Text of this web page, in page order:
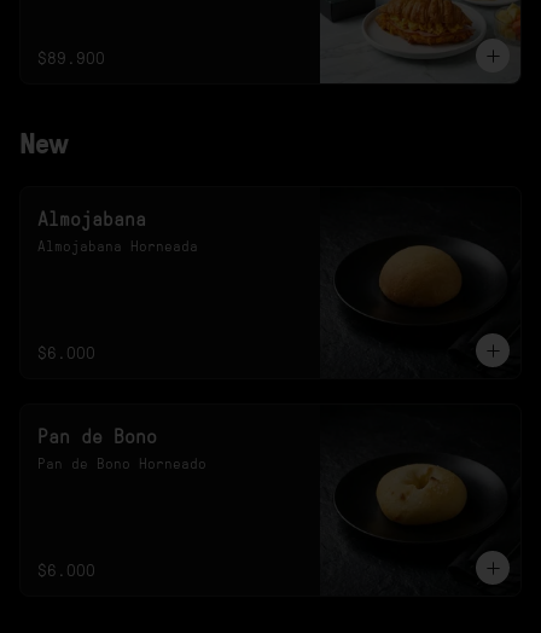
disponibilidad.
$89.900
New
Almojabana
Almojabana Horneada
$6.000
Pan de Bono
Pan de Bono Horneado
$6.000